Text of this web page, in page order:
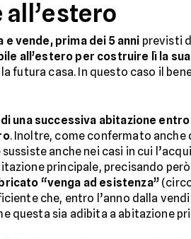
vende, prima dei 5 anni previsti
all’estero per costruire lì la
futura casa. In questo caso il
una successiva abitazione entro
. Inoltre, come confermato anche
anche nei casi in cui
principale, precisando
“venga ad esistenza”
che, entro l’anno dalla
questa sia adibita a abitazione